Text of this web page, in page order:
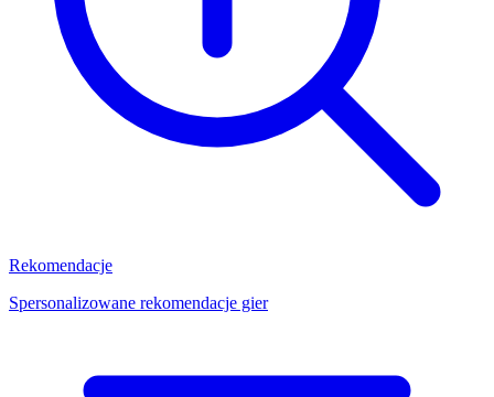
Rekomendacje
Spersonalizowane rekomendacje gier